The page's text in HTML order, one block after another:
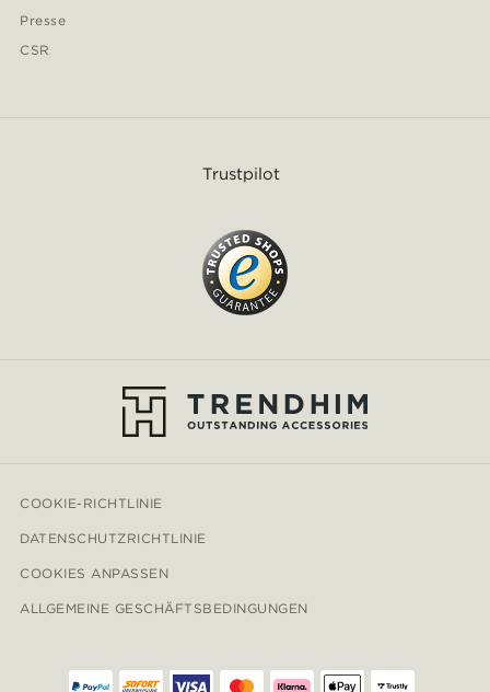
Presse
CSR
Trustpilot
COOKIE-RICHTLINIE
DATENSCHUTZRICHTLINIE
COOKIES ANPASSEN
ALLGEMEINE GESCHÄFTSBEDINGUNGEN